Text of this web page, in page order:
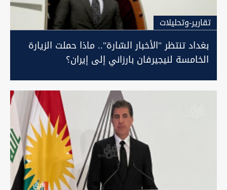
تقارير-وتحليلات
بغداد تنتظر "الأخبار السّارة".. ماذا حملت الزيارة
الخامسة لنيجيرفان بارزاني إلى إيران؟